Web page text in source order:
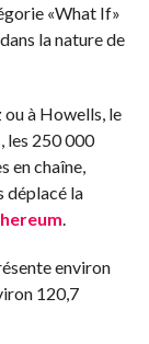
«What If»
la nature de
à Howells, le
les 250 000
en chaîne,
déplacé la
.
environ
120,7